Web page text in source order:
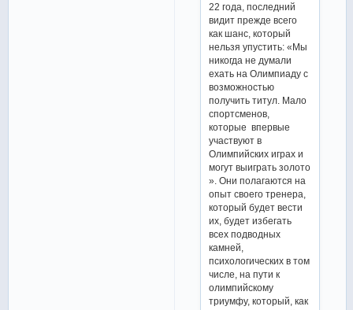
22 года, последний
видит прежде всего
как шанс, который
нельзя упустить: «Мы
никогда не думали
ехать на Олимпиаду с
возможностью
получить титул. Мало
спортсменов,
которые впервые
участвуют в
Олимпийских играх и
могут выиграть золото
». Они полагаются на
опыт своего тренера,
который будет вести
их, будет избегать
всех подводных
камней,
психологических в том
числе, на пути к
олимпийскому
триумфу, который, как